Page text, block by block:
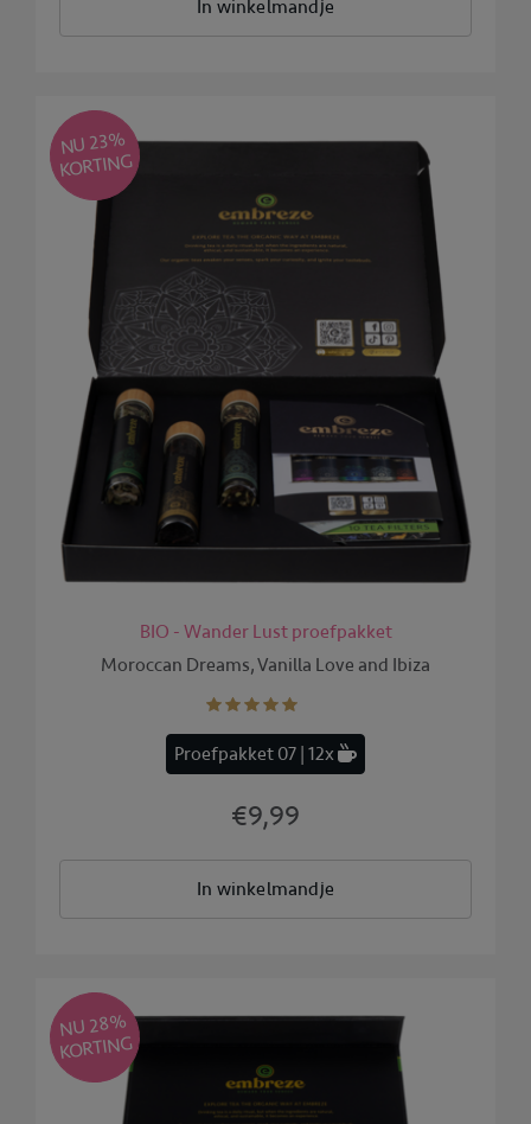
In winkelmandje
NU 23
%
KORTING
BIO - Wander Lust proefpakket
Moroccan Dreams, Vanilla Love and Ibiza
Proefpakket 07 | 12x
€9,99
In winkelmandje
NU 28
%
KORTING